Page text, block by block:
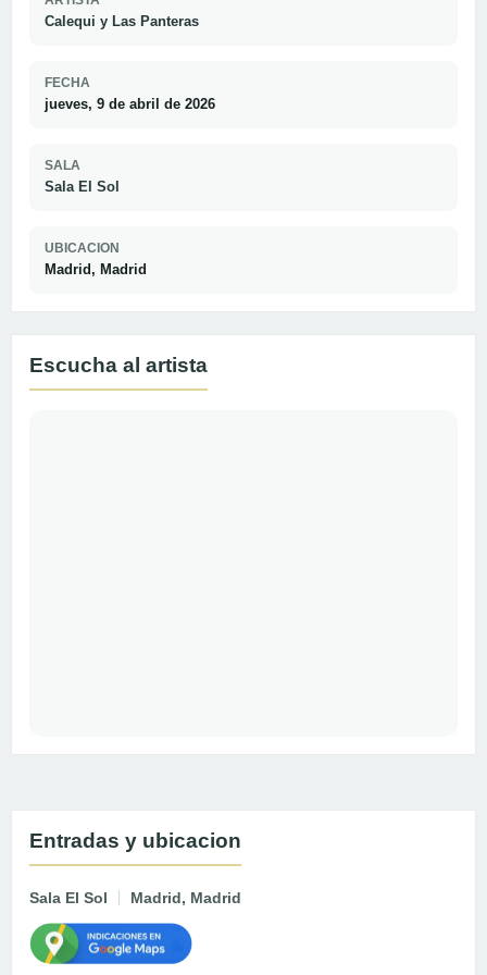
Calequi y Las Panteras
FECHA
jueves, 9 de abril de 2026
SALA
Sala El Sol
UBICACION
Madrid, Madrid
Escucha al artista
Entradas y ubicacion
Sala El Sol Madrid, Madrid